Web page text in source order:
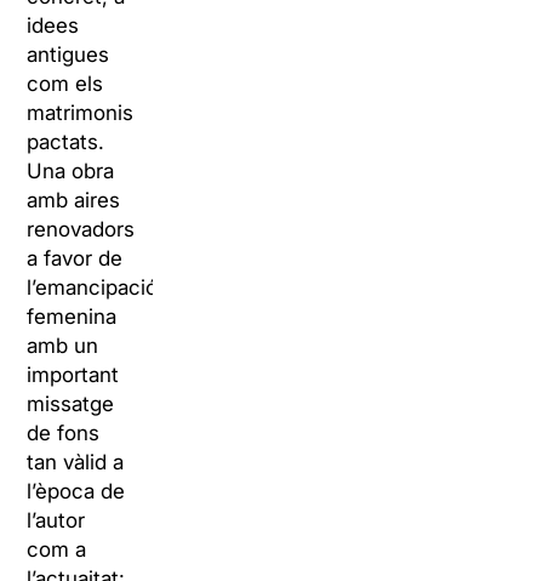
idees
antigues
com els
matrimonis
pactats.
Una obra
amb aires
renovadors
a favor de
l’emancipació
femenina
amb un
important
missatge
de fons
tan vàlid a
l’època de
l’autor
com a